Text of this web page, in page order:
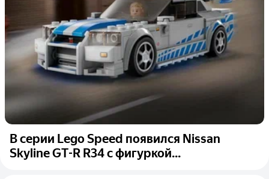
В серии Lego Speed появился Nissan
Skyline GT-R R34 с фигуркой...